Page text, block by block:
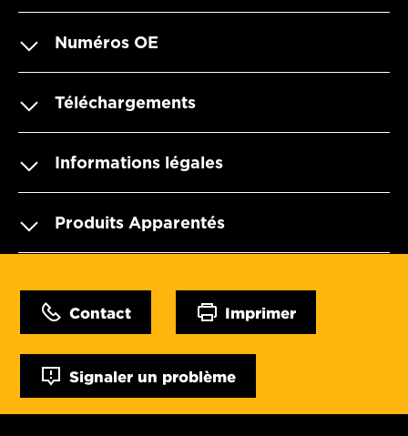
Numéros OE
Téléchargements
Informations légales
Produits Apparentés
Contact Imprimer
Signaler un problème